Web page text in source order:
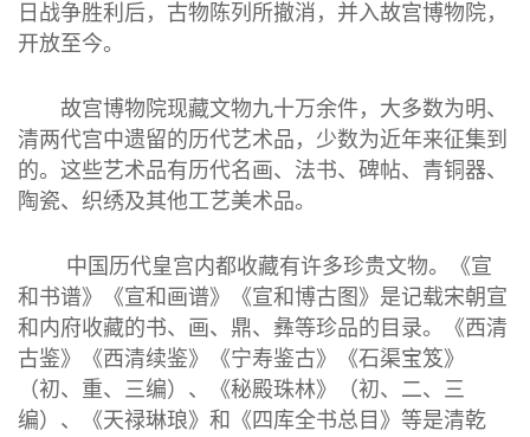
日战争胜利后，古物陈列所撤消，并入故宫博物院，
开放至今。
故宫博物院现藏文物九十万余件，大多数为明、
清两代宫中遗留的历代艺术品，少数为近年来征集到
的。这些艺术品有历代名画、法书、碑帖、青铜器、
陶瓷、织绣及其他工艺美术品。
中国历代皇宫内都收藏有许多珍贵文物。《宣
和书谱》《宣和画谱》《宣和博古图》是记载宋朝宣
和内府收藏的书、画、鼎、彝等珍品的目录。《西清
古鉴》《西清续鉴》《宁寿鉴古》《石渠宝笈》
（初、重、三编）、《秘殿珠林》（初、二、三
编）、《天禄琳琅》和《四库全书总目》等是清乾